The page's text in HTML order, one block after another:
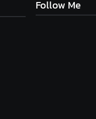
Follow Me